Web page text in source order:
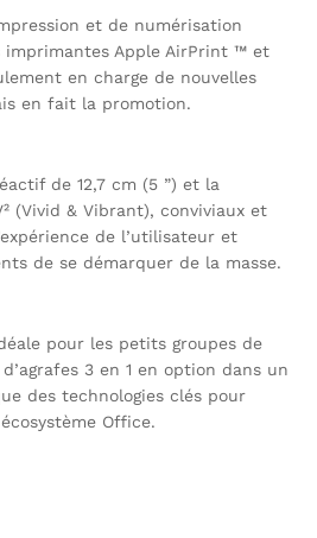
et de numérisation
imprimantes Apple AirPrint ™ et
en charge de nouvelles
en fait la promotion.
de 12,7 cm (5 ”) et la
(Vivid & Vibrant), conviviaux et
de l’utilisateur et
de se démarquer de la masse.
pour les petits groupes de
3 en 1 en option dans un
des technologies clés pour
Office.